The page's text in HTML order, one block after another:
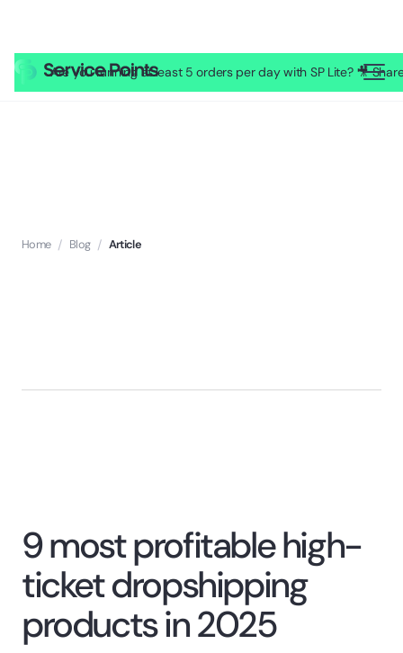
Are you running at least 5 orders per day with SP Lite? 🎥
Home / Blog / Article
9 most profitable high-
ticket dropshipping
products in 2025